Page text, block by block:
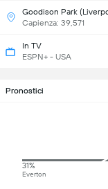
Goodison Park
Capienza: 39,571
In TV
ESPN+ - USA
Pronostici
31%
Everton